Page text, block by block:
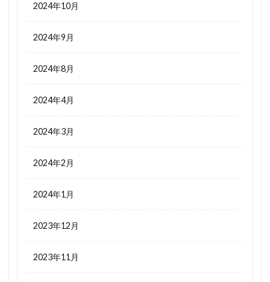
2024年10月
2024年9月
2024年8月
2024年4月
2024年3月
2024年2月
2024年1月
2023年12月
2023年11月